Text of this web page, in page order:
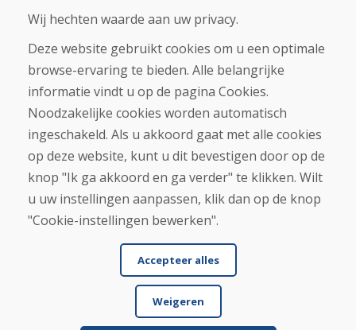
Aankoop
Eshop
Algemene voorwaarden
Betaling
Klacht
Retourneren en ruilen van goederen
Cookies
© DOMIVOSPORT 2026, alle rechten voorbehouden
Wij hechten waarde aan uw privacy.
Deze website gebruikt cookies om u een optimale
browse-ervaring te bieden. Alle belangrijke
informatie vindt u op de pagina Cookies.
Noodzakelijke cookies worden automatisch
ingeschakeld. Als u akkoord gaat met alle cookies
op deze website, kunt u dit bevestigen door op de
knop "Ik ga akkoord en ga verder" te klikken. Wilt
u uw instellingen aanpassen, klik dan op de knop
"Cookie-instellingen bewerken".
Accepteer alles
Weigeren